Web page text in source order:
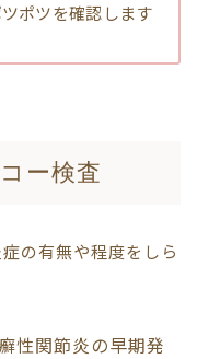
ポツを確認します
ー検査
の有無や程度をしら
性関節炎の早期発